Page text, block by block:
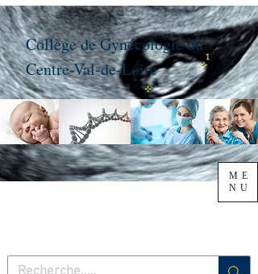
ME
NU
Collège de Gynécologie du
Centre-Val-de-Loire